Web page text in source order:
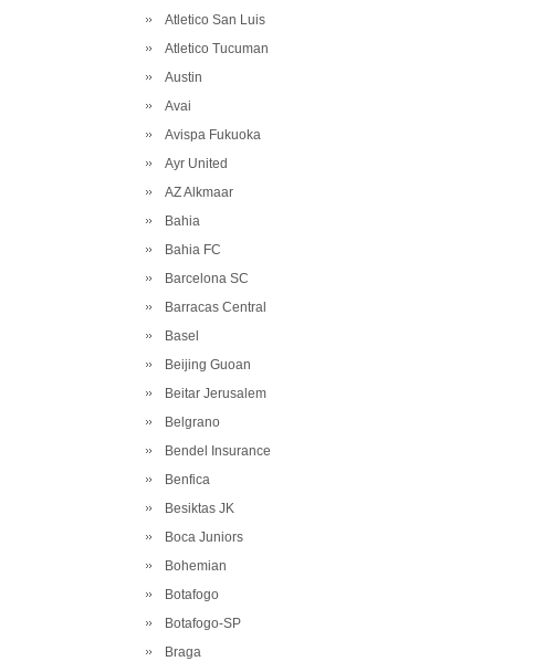
Atletico San Luis
Atletico Tucuman
Austin
Avai
Avispa Fukuoka
Ayr United
AZ Alkmaar
Bahia
Bahia FC
Barcelona SC
Barracas Central
Basel
Beijing Guoan
Beitar Jerusalem
Belgrano
Bendel Insurance
Benfica
Besiktas JK
Boca Juniors
Bohemian
Botafogo
Botafogo-SP
Braga